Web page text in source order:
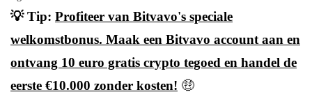
💡 Tip: Profiteer van Bitvavo's speciale
welkomstbonus. Maak een Bitvavo account aan en
ontvang 10 euro gratis crypto tegoed en handel de
eerste €10.000 zonder kosten! 🤑